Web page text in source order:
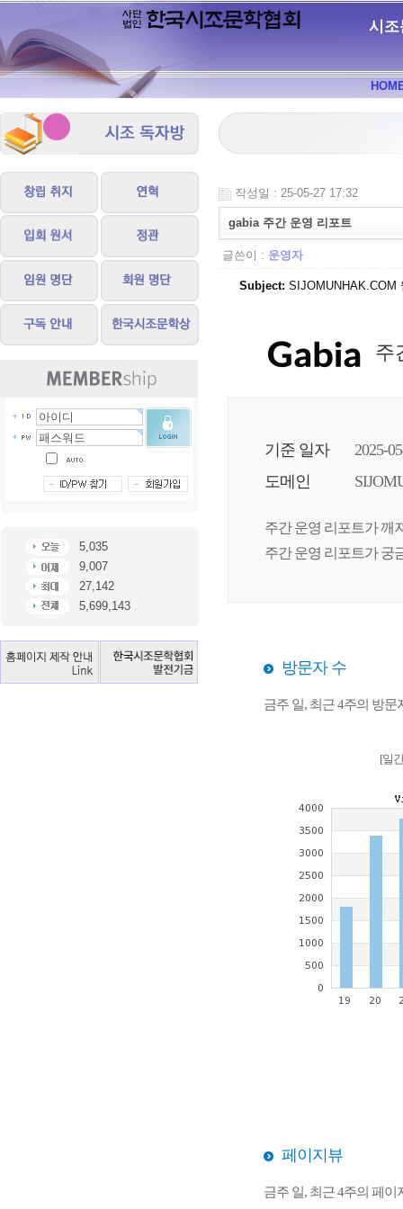
시조
5,035
9,007
27,142
5,699,143
작성일 : 25-05-27 17:32
gabia 주간 운영 리포트
글쓴이 : 운영자
Subject: SIJOMUNHAK.COM
주
기준 일자
2025-
도메인
주간 운영 리포트가 깨
주간 운영 리포트가 궁
방문자 수
금주 일, 최근 4주의 방문
[일
페이지뷰
금주 일, 최근 4주의 페